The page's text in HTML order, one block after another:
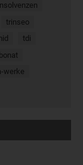
trinseo
tdi
werke